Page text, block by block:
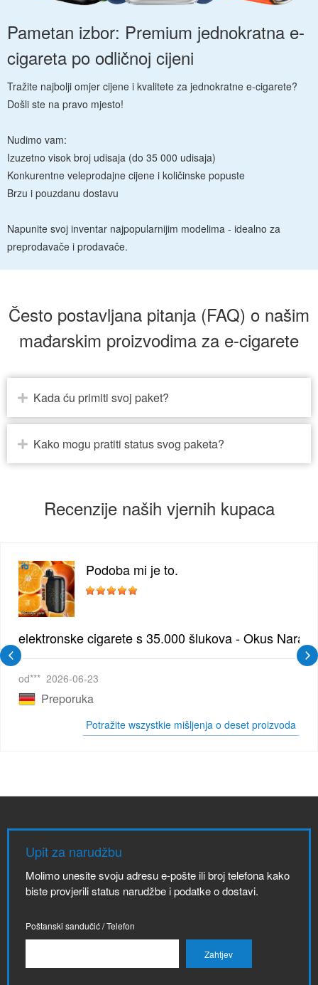
Pametan izbor: Premium jednokratna e-
cigareta po odličnoj cijeni
Tražite najbolji omjer cijene i kvalitete za jednokratne e-cigarete?
Došli ste na pravo mjesto!
Nudimo vam:
Izuzetno visok broj udisaja (do 35 000 udisaja)
Konkurentne veleprodajne cijene i količinske popuste
Brzu i pouzdanu dostavu
Napunite svoj inventar najpopularnijim modelima - idealno za
preprodavače i prodavače.
Često postavljana pitanja (FAQ) o našim
mađarskim proizvodima za e-cigarete
Kada ću primiti svoj paket?
Kako mogu pratiti status svog paketa?
Recenzije naših vjernih kupaca
| Elegantna Voćna Kombinacija
Podoba mi je to.
elektronske cigarete s 35.000 šlukova - Okus
od*** 2026-06-23
Preporuka
Potražite wszystkie mišljenja o deset proizvoda
Upit za narudžbu
Molimo unesite svoju adresu e-pošte ili broj telefona kako
biste provjerili status narudžbe i podatke o dostavi.
Poštanski sandučić / Telefon